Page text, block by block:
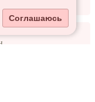
Соглашаюсь